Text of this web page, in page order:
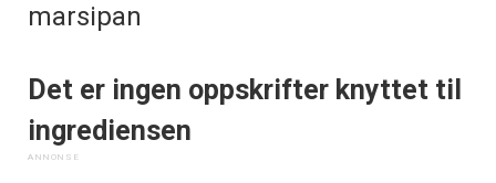
marsipan
Det er ingen oppskrifter knyttet til
ingrediensen